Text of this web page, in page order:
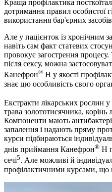
Краща профілактика
дотримання правил особистої
використання бар'єрних
Але у пацієнток із хронічним
навіть сам факт статевих
провокує загострення
після сексу, можна
Канефрон® Н у якості
знає цю особливість свого
Екстракти лікарських рослин
трава золототисячника,
Компоненти мають
запалення і надають пряму
курси підбираються
днів приймання Канефрон® Н
сечі5. Але можливі й
профілактичними курсами, що